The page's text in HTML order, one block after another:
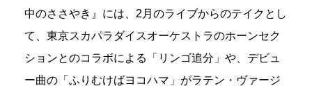
中のささやき』には、2月のライブからのテイクとし
て、東京スカパラダイスオーケストラのホーンセク
ションとのコラボによる「リンゴ追分」や、デビュ
ー曲の「ふりむけばヨコハマ」がラテン・ヴァージ